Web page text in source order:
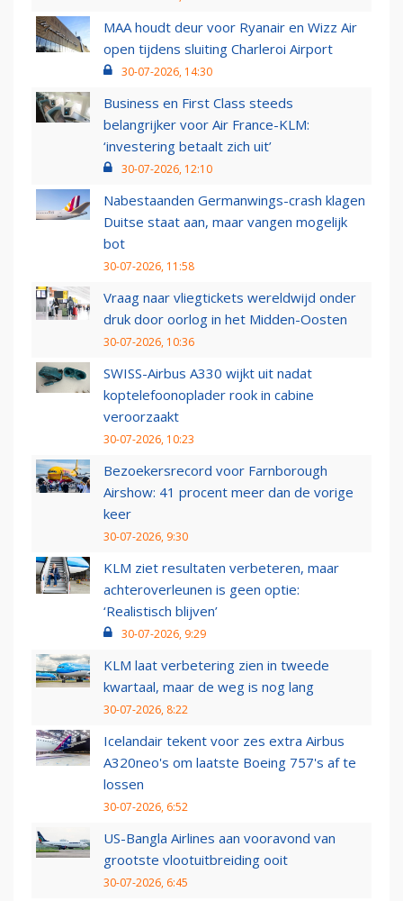
MAA houdt deur voor Ryanair en Wizz Air
open tijdens sluiting Charleroi Airport
30-07-2026, 14:30
Business en First Class steeds
belangrijker voor Air France-KLM:
‘investering betaalt zich uit’
30-07-2026, 12:10
Nabestaanden Germanwings-crash klagen
Duitse staat aan, maar vangen mogelijk
bot
30-07-2026, 11:58
Vraag naar vliegtickets wereldwijd onder
druk door oorlog in het Midden-Oosten
30-07-2026, 10:36
SWISS-Airbus A330 wijkt uit nadat
koptelefoonoplader rook in cabine
veroorzaakt
30-07-2026, 10:23
Bezoekersrecord voor Farnborough
Airshow: 41 procent meer dan de vorige
keer
30-07-2026, 9:30
KLM ziet resultaten verbeteren, maar
achteroverleunen is geen optie:
‘Realistisch blijven’
30-07-2026, 9:29
KLM laat verbetering zien in tweede
kwartaal, maar de weg is nog lang
30-07-2026, 8:22
Icelandair tekent voor zes extra Airbus
A320neo's om laatste Boeing 757's af te
lossen
30-07-2026, 6:52
US-Bangla Airlines aan vooravond van
grootste vlootuitbreiding ooit
30-07-2026, 6:45